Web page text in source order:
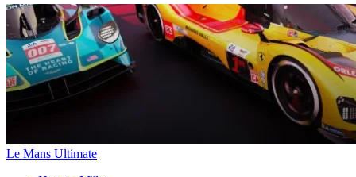
Le Mans Ultimate